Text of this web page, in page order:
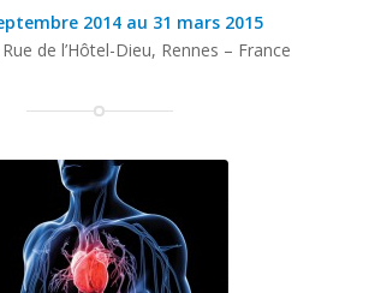
2014 au 31 mars 2015
de l’Hôtel-Dieu, Rennes – France